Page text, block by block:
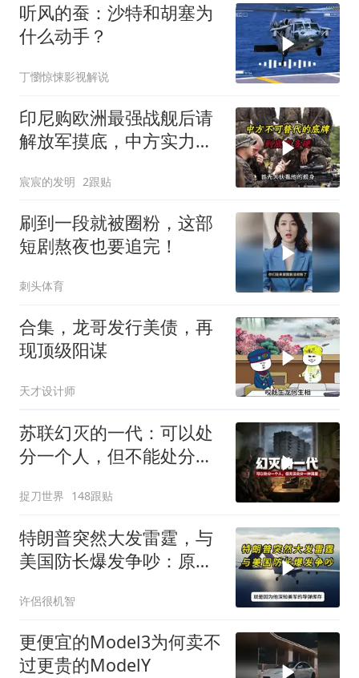
听风的蚕：沙特和胡塞为
什么动手？
丁懰惊悚影视解说
印尼购欧洲最强战舰后请
解放军摸底，中方实力几
宸宸的发明 2跟贴
刷到一段就被圈粉，这部
短剧熬夜也要追完！
刺头体育
合集，龙哥发行美债，再
现顶级阳谋
天才设计师
苏联幻灭的一代：可以处
分一个人，但不能处分一
捉刀世界 148跟贴
特朗普突然大发雷霆，与
美国防长爆发争吵：原来
许侶很机智
更便宜的Model3为何卖不
过更贵的ModelY